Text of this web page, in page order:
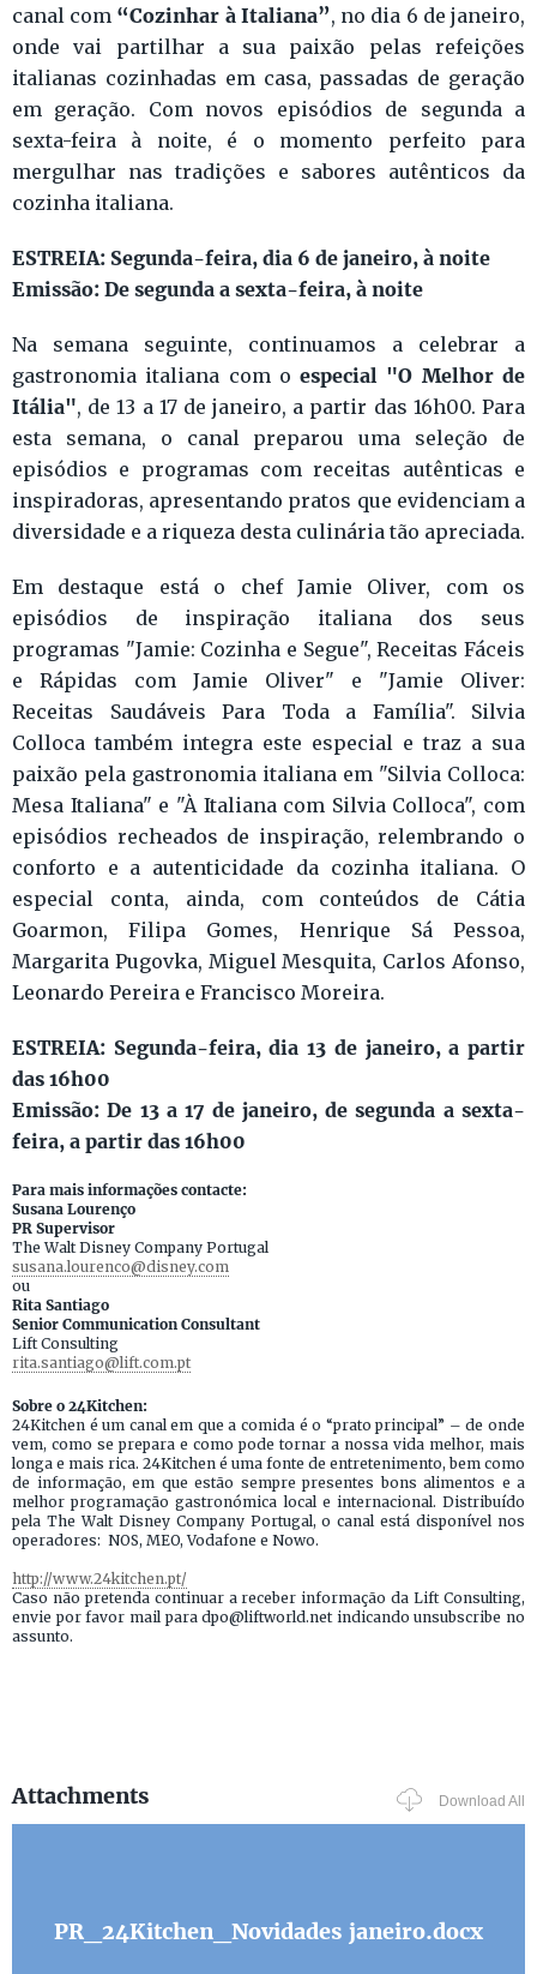
canal com “Cozinhar à Italiana”, no dia 6 de janeiro,
onde vai partilhar a sua paixão pelas refeições
italianas cozinhadas em casa, passadas de geração
em geração. Com novos episódios de segunda a
sexta-feira à noite, é o momento perfeito para
mergulhar nas tradições e sabores autênticos da
cozinha italiana.
ESTREIA: Segunda-feira, dia 6 de janeiro, à noite
Emissão: De segunda a sexta-feira, à noite
Na semana seguinte, continuamos a celebrar a
gastronomia italiana com oespecial "O Melhor de
Itália", de 13 a 17 de janeiro, a partir das 16h00. Para
esta semana, o canal preparou uma seleção de
episódios e programas com receitas autênticas e
inspiradoras, apresentando pratos que evidenciam a
diversidade e a riqueza desta culinária tão apreciada.
Em destaque está o chef Jamie Oliver, com os
episódios de inspiração italiana dos seus
programas "Jamie: Cozinha e Segue", Receitas Fáceis
e Rápidas com Jamie Oliver" e "Jamie Oliver:
Receitas Saudáveis Para Toda a Família". Silvia
Colloca também integra este especial e traz a sua
paixão pela gastronomia italiana em "Silvia Colloca:
Mesa Italiana" e "À Italiana com Silvia Colloca", com
episódios recheados de inspiração, relembrando o
conforto e a autenticidade da cozinha italiana. O
especial conta, ainda, com conteúdos de Cátia
Goarmon, Filipa Gomes, Henrique Sá Pessoa,
Margarita Pugovka, Miguel Mesquita, Carlos Afonso,
Leonardo Pereira e Francisco Moreira.
ESTREIA: Segunda-feira, dia 13 de janeiro, a partir
das 16h00
Emissão: De 13 a 17 de janeiro, de segunda a sexta-
feira, a partir das 16h00
Para mais informações contacte:
Susana Lourenço
PR Supervisor
The Walt Disney Company Portugal
susana.lourenco@disney.com
ou
Rita Santiago
Senior Communication Consultant
Lift Consulting
rita.santiago@lift.com.pt
Sobre o 24Kitchen:
24Kitchen é um canal em que a comida é o “prato principal” – de onde
vem, como se prepara e como pode tornar a nossa vida melhor, mais
longa e mais rica. 24Kitchen é uma fonte de entretenimento, bem como
de informação, em que estão sempre presentes bons alimentos e a
melhor programação gastronómica local e internacional. Distribuído
pela The Walt Disney Company Portugal, o canal está disponível nos
operadores: NOS, MEO, Vodafone e Nowo.
http://www.24kitchen.pt/
Caso não pretenda continuar a receber informação da Lift Consulting,
envie por favor mail para dpo@liftworld.net indicando unsubscribe no
assunto.
Attachments Download All
PR_24Kitchen_Novidades janeiro.docx